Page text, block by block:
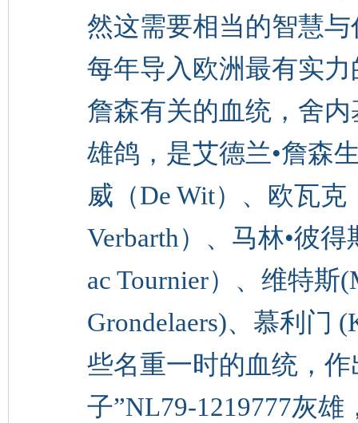
然这需要相当的智慧
每年导入欧洲最有实
詹森有关的血统，舍内
雄鸽，是艾德兰•詹森
威（De Wit）、欧瓦克
Verbarth）、马林•彼
ac Tournier）、维特斯
Grondelaers)、慕利门
些名重一时的血统，
子”NL79-1219777灰雄